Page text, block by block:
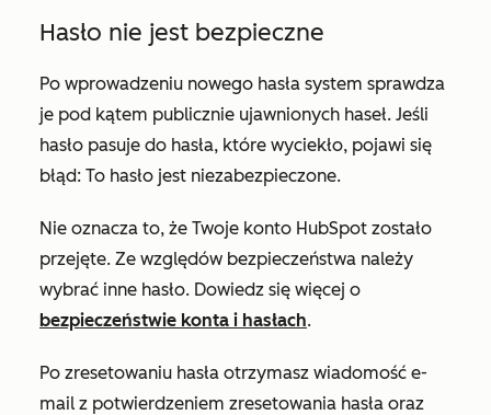
Hasło nie jest bezpieczne
Po wprowadzeniu nowego hasła system sprawdza
je pod kątem publicznie ujawnionych haseł. Jeśli
hasło pasuje do hasła, które wyciekło, pojawi się
błąd: To hasło jest niezabezpieczone.
Nie oznacza to, że Twoje konto HubSpot zostało
przejęte. Ze względów bezpieczeństwa należy
wybrać inne hasło. Dowiedz się więcej o
bezpieczeństwie konta i hasłach.
Po zresetowaniu hasła otrzymasz wiadomość e-
mail z potwierdzeniem zresetowania hasła oraz